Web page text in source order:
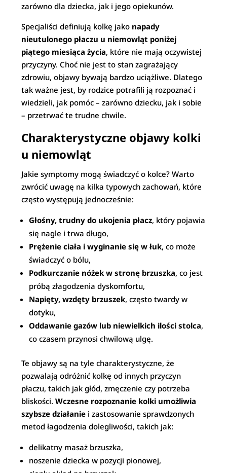
zarówno dla dziecka, jak i jego opiekunów.
Specjaliści definiują kolkę jako napady
nieutulonego płaczu u niemowląt poniżej
piątego miesiąca życia, które nie mają oczywistej
przyczyny. Choć nie jest to stan zagrażający
zdrowiu, objawy bywają bardzo uciążliwe. Dlatego
tak ważne jest, by rodzice potrafili ją rozpoznać i
wiedzieli, jak pomóc – zarówno dziecku, jak i sobie
– przetrwać te trudne chwile.
Charakterystyczne objawy kolki
u niemowląt
Jakie symptomy mogą świadczyć o kolce? Warto
zwrócić uwagę na kilka typowych zachowań, które
często występują jednocześnie:
Głośny, trudny do ukojenia płacz, który pojawia
się nagle i trwa długo,
Prężenie ciała i wyginanie się w łuk, co może
świadczyć o bólu,
Podkurczanie nóżek w stronę brzuszka, co jest
próbą złagodzenia dyskomfortu,
Napięty, wzdęty brzuszek, często twardy w
dotyku,
Oddawanie gazów lub niewielkich ilości stolca,
co czasem przynosi chwilową ulgę.
Te objawy są na tyle charakterystyczne, że
pozwalają odróżnić kolkę od innych przyczyn
płaczu, takich jak głód, zmęczenie czy potrzeba
bliskości.Wczesne rozpoznanie kolki umożliwia
szybsze działanie i zastosowanie sprawdzonych
metod łagodzenia dolegliwości, takich jak:
delikatny masaż brzuszka,
noszenie dziecka w pozycji pionowej,